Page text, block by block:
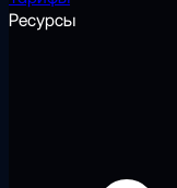
Ресурсы